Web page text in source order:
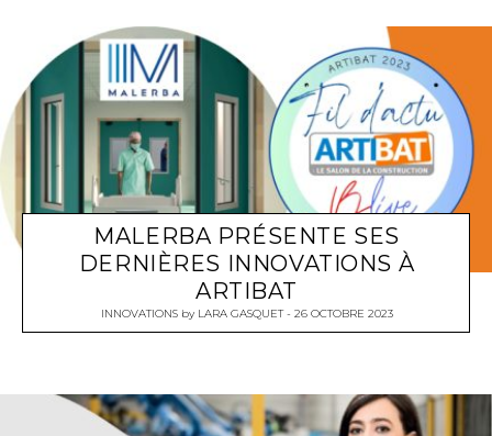
MALERBA PRÉSENTE SES
DERNIÈRES INNOVATIONS À
ARTIBAT
INNOVATIONSby LARA GASQUET 26 OCTOBRE 2023